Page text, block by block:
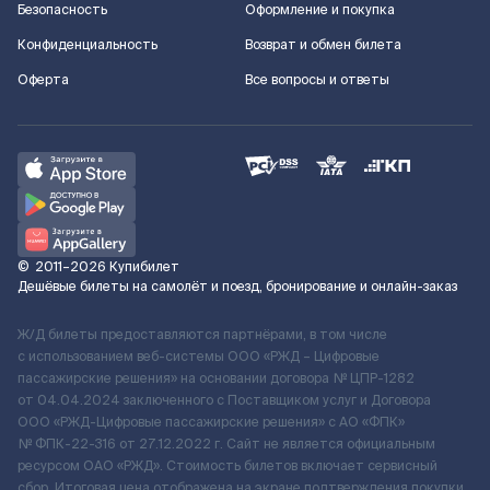
Безопасность
Конфиденциальность
Оферта
Оформление и покупка
Возврат и обмен билета
Все вопросы и ответы
© 2011–2026 Купибилет
Дешёвые билеты на самолёт и поезд, бронирование и онлайн-заказ
Ж/Д билеты предоставляются партнёрами, в том числе
с использованием веб-системы ООО «РЖД – Цифровые
пассажирские решения» на основании договора № ЦПР-1282
от 04.04.2024 заключенного с Поставщиком услуг и Договора
ООО «РЖД-Цифровые пассажирские решения» c АО «ФПК»
№ ФПК-22-316 от 27.12.2022 г. Сайт не является официальным
ресурсом ОАО «РЖД». Стоимость билетов включает сервисный